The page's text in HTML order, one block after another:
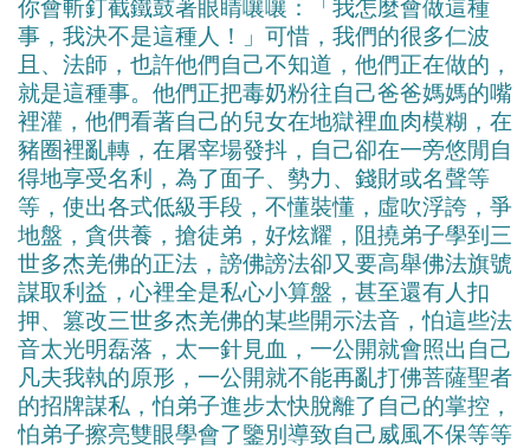
你會斬釘截鐵鼓著眼睛嚷嚷：「我怎麼會做這種
事，我決不是這種人！」可惜，我們的很多仁波
且、法師，也許他們自己不知道，他們正在做的，
就是這種事。他們正把毒奶粉往自己爸爸媽媽的嘴
裡灌，他們看著自己的兒女在地獄裡血肉模糊，在
豬圈裡亂轉，在屠宰場發抖，自己卻在一旁悠閒自
得地享受名利，為了面子、勢力、錢財或名聲等
等，使出各式低級手段，不懂裝懂，虛吹浮誇，爭
地盤，貪供養，搶徒弟，好炫耀，阻撓弟子學到三
世多杰羌佛的正法，謗佛謗法卻又要高舉佛法旗號
謀取利益，心裡全是私心小算盤，甚至還有人扣
押、篡改三世多杰羌佛的某些開示法音，怕這些法
音太光明磊落，太一針見血，一公開就會照出自己
凡夫我執的原形，一公開就不能再亂打佛菩薩聖者
的招牌謀私，怕弟子進步太快脫離了自己的掌控，
怕弟子擦亮雙眼學會了鑒別導致自己威風不保等等